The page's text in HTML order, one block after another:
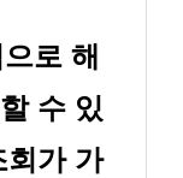
로 해
수 있
회가 가